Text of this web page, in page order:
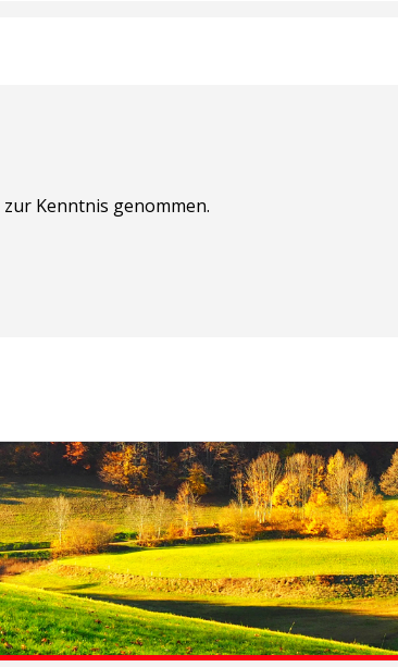
zur Kenntnis genommen.